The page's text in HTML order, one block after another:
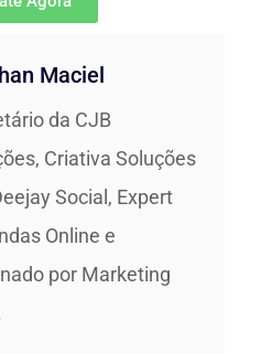
Maciel
da CJB
Criativa Soluções
Social, Expert
Online e
por Marketing